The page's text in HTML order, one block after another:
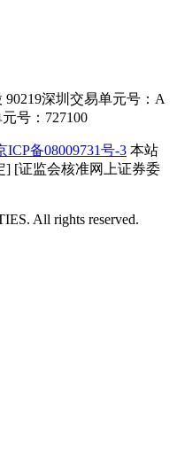
90219深圳交易单元号：A
号：727100
ICP备08009731号-3 本站
] [证监会核准网上证券委
All rights reserved.